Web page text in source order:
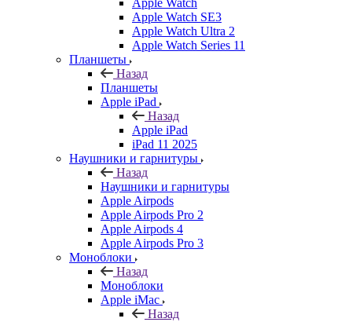
Apple Watch
Apple Watch SE3
Apple Watch Ultra 2
Apple Watch Series 11
Планшеты
Назад
Планшеты
Apple iPad
Назад
Apple iPad
iPad 11 2025
Наушники и гарнитуры
Назад
Наушники и гарнитуры
Apple Airpods
Apple Airpods Pro 2
Apple Airpods 4
Apple Airpods Pro 3
Моноблоки
Назад
Моноблоки
Apple iMac
Назад